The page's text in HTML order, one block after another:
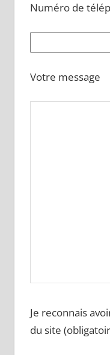
Numéro de
Votre message
Je reconnais
du site